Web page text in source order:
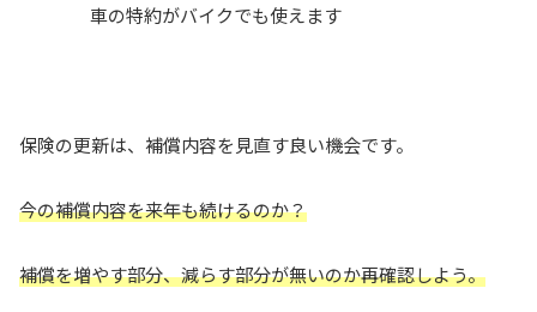
車の特約がバイクでも使えます
保険の更新は、補償内容を見直す良い機会です。
今の補償内容を来年も続けるのか？
補償を増やす部分、減らす部分が無いのか再確認しよう。